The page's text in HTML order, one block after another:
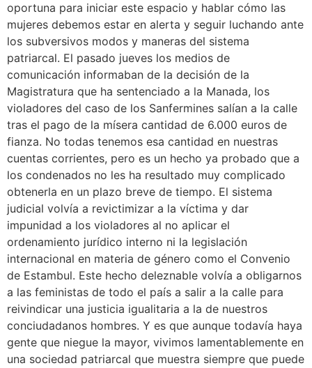
oportuna para iniciar este espacio y hablar cómo las
mujeres debemos estar en alerta y seguir luchando ante
los subversivos modos y maneras del sistema
patriarcal. El pasado jueves los medios de
comunicación informaban de la decisión de la
Magistratura que ha sentenciado a la Manada, los
violadores del caso de los Sanfermines salían a la calle
tras el pago de la mísera cantidad de 6.000 euros de
fianza. No todas tenemos esa cantidad en nuestras
cuentas corrientes, pero es un hecho ya probado que a
los condenados no les ha resultado muy complicado
obtenerla en un plazo breve de tiempo. El sistema
judicial volvía a revictimizar a la víctima y dar
impunidad a los violadores al no aplicar el
ordenamiento jurídico interno ni la legislación
internacional en materia de género como el Convenio
de Estambul. Este hecho deleznable volvía a obligarnos
a las feministas de todo el país a salir a la calle para
reivindicar una justicia igualitaria a la de nuestros
conciudadanos hombres. Y es que aunque todavía haya
gente que niegue la mayor, vivimos lamentablemente en
una sociedad patriarcal que muestra siempre que puede